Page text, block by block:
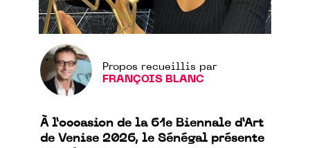
Propos recueillis par
FRANÇOIS BLANC
À l’occasion de la 61e Biennale d’Art
de Venise 2026, le Sénégal présente